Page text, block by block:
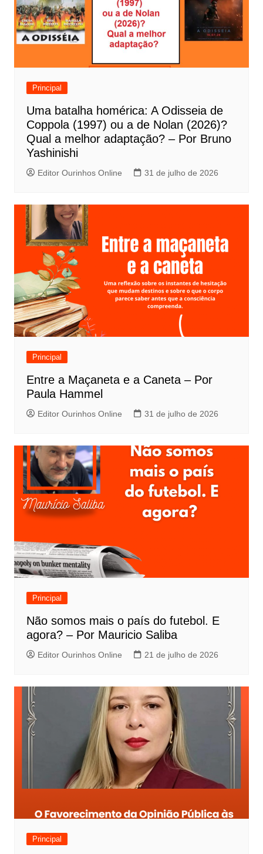
ç
ã
o
d
Principal
Uma batalha homérica: A Odisseia de
Coppola (1997) ou a de Nolan (2026)?
Qual a melhor adaptação? – Por Bruno
Yashinishi
Editor Ourinhos Online 31 de julho de 2026
Principal
Entre a Maçaneta e a Caneta – Por
Paula Hammel
Editor Ourinhos Online 31 de julho de 2026
Principal
Não somos mais o país do futebol. E
agora? – Por Mauricio Saliba
Editor Ourinhos Online 21 de julho de 2026
Principal